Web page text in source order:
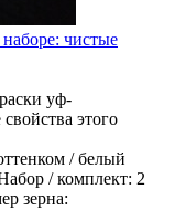
чистые
уф-
этого
/ белый
/ комплект: 2
зерна: